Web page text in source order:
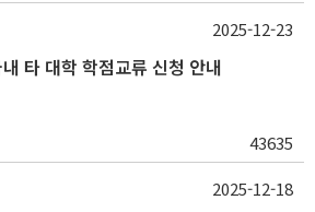
타 대학 학점교류 신청 안내
43635
2025-12-23
2025-12-18